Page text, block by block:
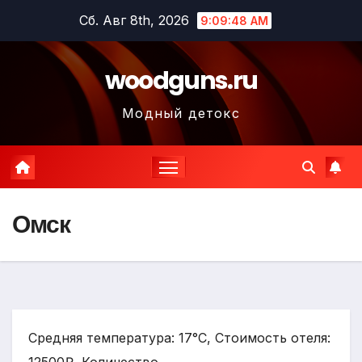
содержимому
Сб. Авг 8th, 2026 9:09:50 AM
woodguns.ru
Модный детокс
Омск
Средняя температура: 17°C, Стоимость отеля: